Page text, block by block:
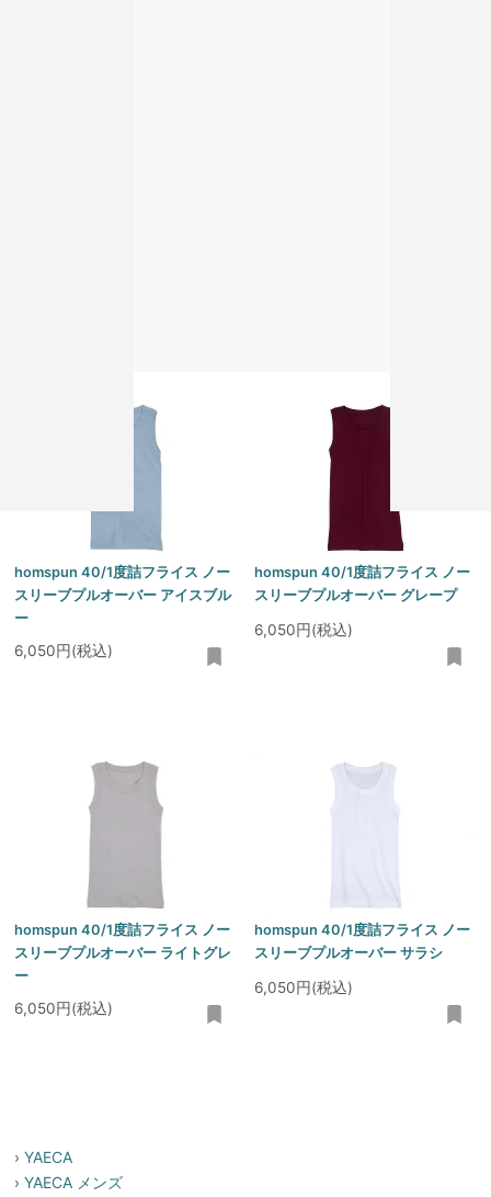
homspun 40/1度詰フライス ノー
スリーブプルオーバー アイスブル
ー
6,050円(税込)
homspun 40/1度詰フライス ノー
スリーブプルオーバー グレープ
6,050円(税込)
homspun 40/1度詰フライス ノー
スリーブプルオーバー ライトグレ
ー
6,050円(税込)
homspun 40/1度詰フライス ノー
スリーブプルオーバー サラシ
6,050円(税込)
›YAECA
›YAECA メンズ